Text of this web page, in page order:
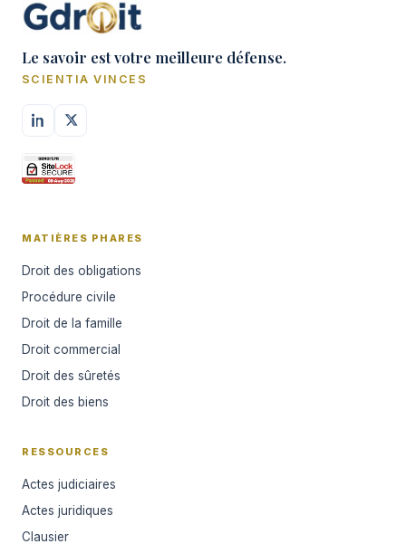
Le savoir est votre meilleure défense.
SCIENTIA VINCES
MATIÈRES PHARES
Droit des obligations
Procédure civile
Droit de la famille
Droit commercial
Droit des sûretés
Droit des biens
RESSOURCES
Actes judiciaires
Actes juridiques
Clausier